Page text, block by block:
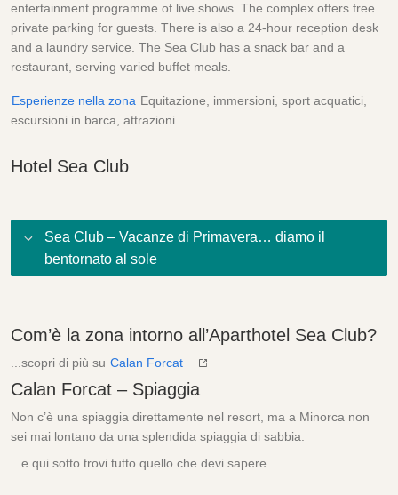
entertainment programme of live shows. The complex offers free
private parking for guests. There is also a 24-hour reception desk
and a laundry service. The Sea Club has a snack bar and a
restaurant, serving varied buffet meals.
Esperienze nella zona Equitazione, immersioni, sport acquatici,
escursioni in barca, attrazioni.
Hotel Sea Club
Sea Club – Vacanze di Primavera… diamo il
bentornato al sole
Com’è la zona intorno all’Aparthotel Sea Club?
...scopri di più su Calan Forcat
Calan Forcat – Spiaggia
Non c’è una spiaggia direttamente nel resort, ma a Minorca non
sei mai lontano da una splendida spiaggia di sabbia.
...e qui sotto trovi tutto quello che devi sapere.